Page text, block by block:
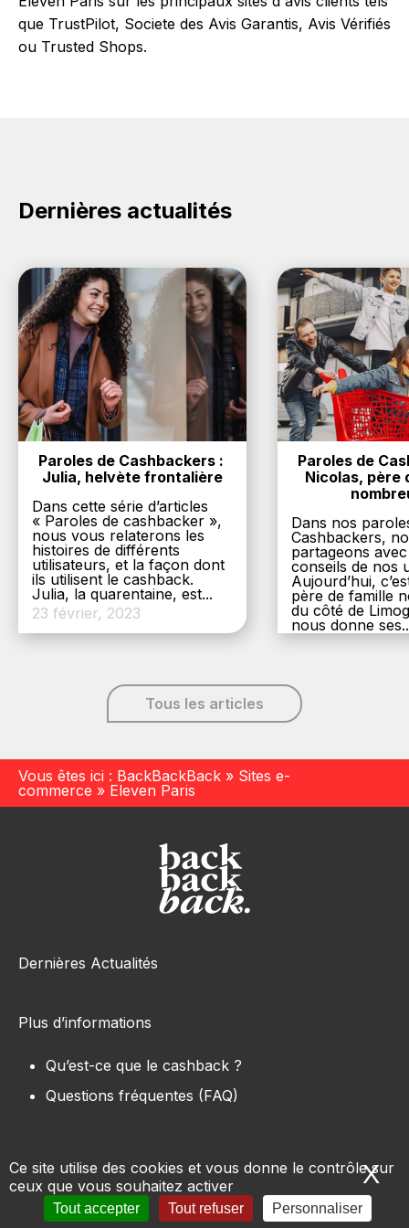
Ce site utilise des cookies et vous donne le contrôle sur
ceux que vous souhaitez activer
Tout accepter Tout refuser Personnaliser
X
que TrustPilot, Societe des Avis Garantis, Avis Vérifiés
ou Trusted Shops.
Dernières actualités
Paroles de Cashbackers :
Julia, helvète frontalière
Dans cette série d’articles
« Paroles de cashbacker »,
nous vous relaterons les
histoires de différents
utilisateurs, et la façon dont
ils utilisent le cashback.
Julia, la quarentaine, est...
23 février, 2023
Paroles de
Nicolas, père
Dans nos
Cashbackers,
partageons
conseils de nos
Aujourd’hui,
père de famille
du côté de
nous donne
Tous les articles
Vous êtes ici : BackBackBack » Sites e-
commerce » Eleven Paris
Dernières Actualités
Plus d’informations
Qu’est-ce que le cashback ?
Questions fréquentes (FAQ)
Tous les sites e-commerce-Marques-Produits-
Conditions d’utilisation-Mentions légales